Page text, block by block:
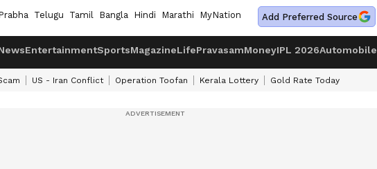
Telugu Tamil Bangla Hindi Marathi MyNation Add Preferred Source
EntertainmentSportsMagazineLifePravasamMoneyIPL 2026Automobile
US - Iran Conflict Operation Toofan Kerala Lottery Gold Rate Today